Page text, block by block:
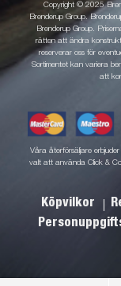
Copyright © 2025
Brenderup Group.
Brenderup Group.
rätten att ändra
reserverar oss för
Sortimentet kan variera
att
Våra återförsäljare
valt att använda Click &
Köpvilkor